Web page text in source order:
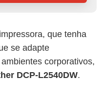
que tenha
se adapte
corporativos,
DCP-L2540DW.